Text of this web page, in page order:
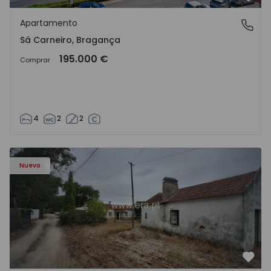
Sá Carneiro, Bragança
Apartamento
Sá Carneiro, Bragança
Comprar 195.000 €
4 2 2
Nuevo
Apartamento T3 Salvaterra de Magos, Marinhais -